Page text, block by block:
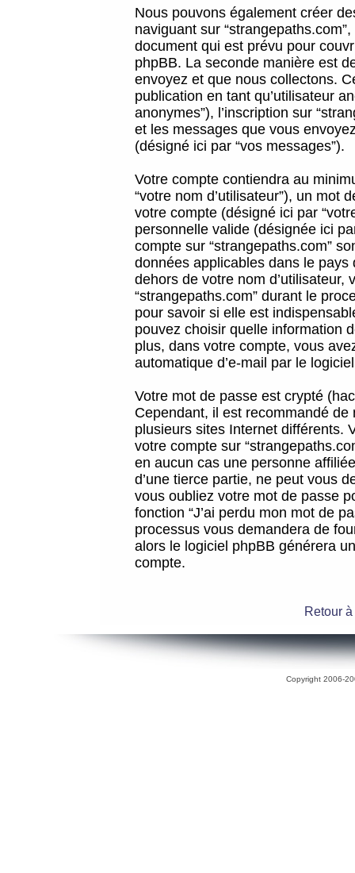
Nous pouvons également créer
naviguant sur
document qui est prévu pour
phpBB. La seconde manière est
envoyez et que nous collectons.
publication en tant qu’utilisateur
anonymes”), l’inscription sur
et les messages que vous
(désigné ici par “vos messages”).
Votre compte contiendra au
“votre nom d’utilisateur”), un mot
votre compte (désigné ici par
personnelle valide (désignée ici
compte sur “strangepaths.com”
données applicables dans le
dehors de votre nom
“strangepaths.com” durant le
pour savoir si elle est
pouvez choisir quelle information
plus, dans votre compte, vous
automatique d’e-mail par le
Votre mot de passe est crypté
Cependant, il est recommandé
plusieurs sites Internet différents.
votre compte sur
en aucun cas une personne
d’une tierce partie, ne peut vous
vous oubliez votre mot de passe
fonction “J’ai perdu mon mot de
processus vous demandera de
alors le logiciel phpBB générera
compte.
Retour
Copyright 2006-